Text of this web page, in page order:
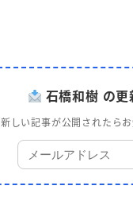
石橋和樹 の
新しい記事が公開されたら